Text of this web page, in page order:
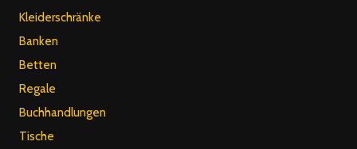
Kleiderschränke
Banken
Betten
Regale
Buchhandlungen
Tische